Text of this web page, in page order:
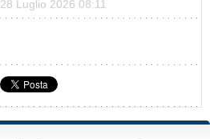
28 Luglio 2026 08:11